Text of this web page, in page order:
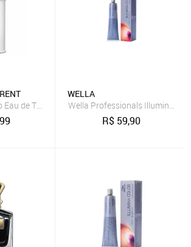
Eau de Toilette 100ml
WELLA
Wella Professionals Illumina
R$ 59,90